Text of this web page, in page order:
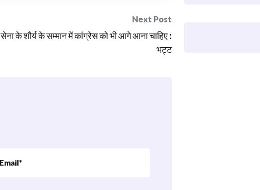
Next Post
सेना के शौर्य के सम्मान में कांग्रेस को भी आगे आना चाहिए :
भट्ट